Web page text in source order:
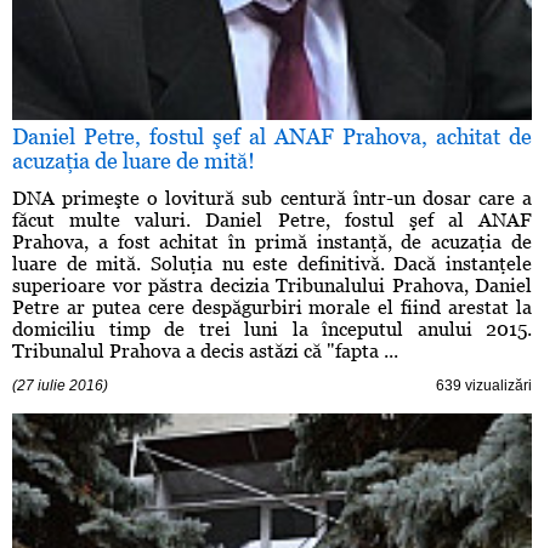
Daniel Petre, fostul şef al ANAF Prahova, achitat de
acuzaţia de luare de mită!
DNA primeşte o lovitură sub centură într-un dosar care a
făcut multe valuri. Daniel Petre, fostul şef al ANAF
Prahova, a fost achitat în primă instanţă, de acuzaţia de
luare de mită. Soluţia nu este definitivă. Dacă instanţele
superioare vor păstra decizia Tribunalului Prahova, Daniel
Petre ar putea cere despăgurbiri morale el fiind arestat la
domiciliu timp de trei luni la începutul anului 2015.
Tribunalul Prahova a decis astăzi că "fapta ...
(27 iulie 2016) 639 vizualizări